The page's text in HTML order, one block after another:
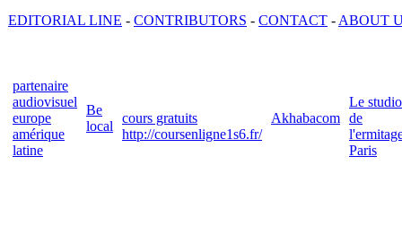
EDITORIAL LINE - CONTRIBUTORS - CONTACT - ABOUT
partenaire
audiovisuel
europe
amérique
latine
Be
local
cours gratuits
http://coursenligne1s6.fr/
Akhabacom
Le studio
de
Paris